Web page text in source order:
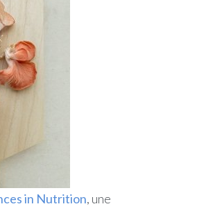
in Nutrition, une